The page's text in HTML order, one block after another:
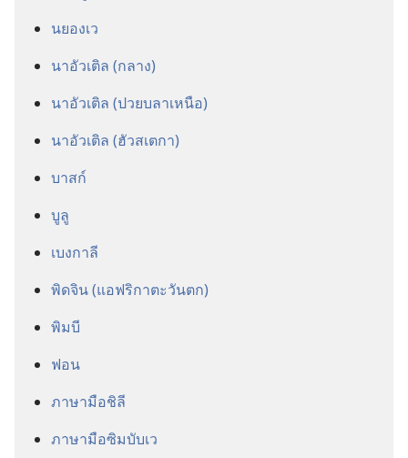
นยองเว
นาอัวเติล (กลาง)
นาอัวเติล (ปวยบลา​เหนือ)
นาอัวเติล (ฮัวสเตกา)
บาสก์
บูลู
เบงกาลี
พิดจิน (แอฟริกา​ตะวัน​ตก)
พิมบี
ฟอน
ภาษา​มือ​ชิลี
ภาษา​มือ​ซิมบับเว